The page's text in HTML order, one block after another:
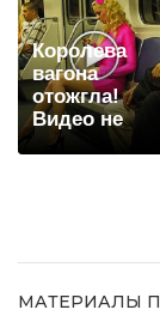
Королева
вагона
отожгла!
Видео не
оставит
МАТЕРИАЛЫ